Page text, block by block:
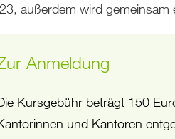
außerdem wird
Anmeldung
Kursgebühr beträgt 150
und Kantoren